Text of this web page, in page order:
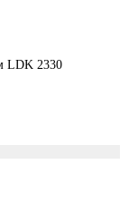
LDK 2330